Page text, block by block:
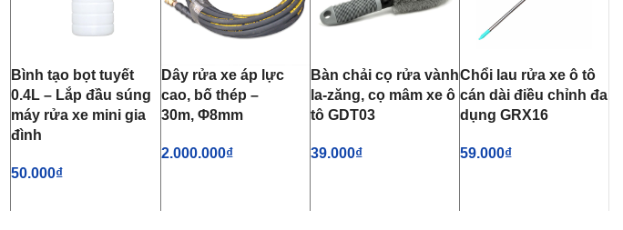
Bình tạo bọt tuyết
0.4L – Lắp đầu súng
máy rửa xe mini gia
đình
50.000₫
Dây rửa xe áp lực
cao, bố thép –
30m, Φ8mm
2.000.000₫
Bàn chải cọ rửa vành
la-zăng, cọ mâm xe ô
tô GDT03
39.000₫
Chổi lau rửa xe ô tô
cán dài điều chỉnh đa
dụng GRX16
59.000₫